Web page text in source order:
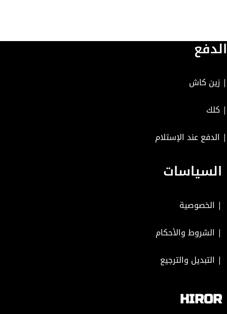
الدفع
| زين كاش
| كلك
| الدفع عند الإستلام
السياسات
| الخصوصية
| الشروط والأحكام
| التبديل والترجيع
HIROR